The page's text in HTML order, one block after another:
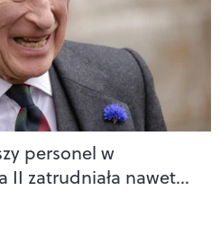
personel w
II zatrudniała nawet…